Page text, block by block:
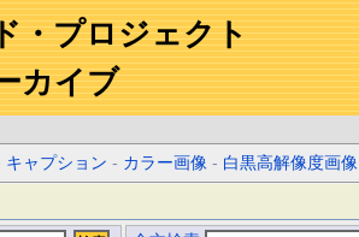
・プロジェクト
カイブ
キャプション - カラー画像 - 白黒高解像度画像